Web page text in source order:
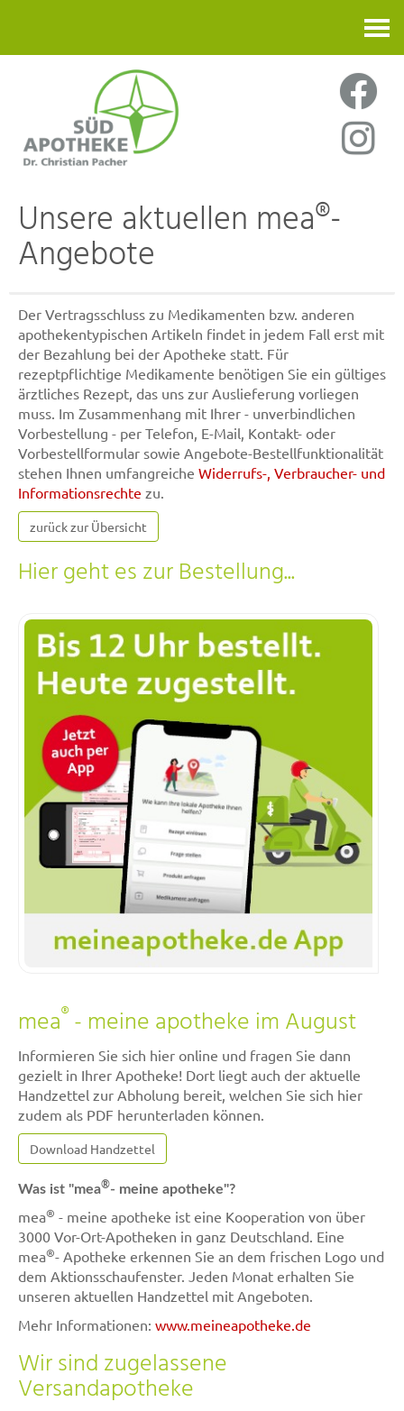
Unsere aktuellen mea®-
Angebote
Der Vertragsschluss zu Medikamenten bzw. anderen
apothekentypischen Artikeln findet in jedem Fall erst mit
der Bezahlung bei der Apotheke statt. Für
rezeptpflichtige Medikamente benötigen Sie ein gültiges
ärztliches Rezept, das uns zur Auslieferung vorliegen
muss. Im Zusammenhang mit Ihrer - unverbindlichen
Vorbestellung - per Telefon, E-Mail, Kontakt- oder
Vorbestellformular sowie Angebote-Bestellfunktionalität
stehen Ihnen umfangreiche Widerrufs-, Verbraucher- und
Informationsrechte zu.
zurück zur Übersicht
Hier geht es zur Bestellung...
mea® - meine apotheke im August
Informieren Sie sich hier online und fragen Sie dann
gezielt in Ihrer Apotheke! Dort liegt auch der aktuelle
Handzettel zur Abholung bereit, welchen Sie sich hier
zudem als PDF herunterladen können.
Download Handzettel
Was ist "mea®- meine apotheke"?
mea® - meine apotheke ist eine Kooperation von über
3000 Vor-Ort-Apotheken in ganz Deutschland. Eine
mea®- Apotheke erkennen Sie an dem frischen Logo und
dem Aktionsschaufenster. Jeden Monat erhalten Sie
unseren aktuellen Handzettel mit Angeboten.
Mehr Informationen: www.meineapotheke.de
Wir sind zugelassene
Versandapotheke